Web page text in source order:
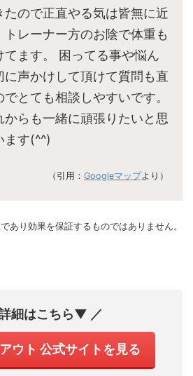
ので正直やる気は皆無に近
レーナー方のお陰で体重も
ます。 困ってる事や悩ん
に声かけして頂けて質問も直
とても相談しやすいです。
からも一緒に頑張りたいと思
ます(^^)
（引用： Googleマップより）
あり効果を保証するものではありません。
細はこちら▼ ／
ウト 公式サイトを見る